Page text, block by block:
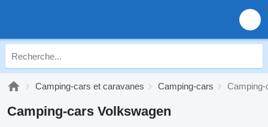
Camping-cars et caravanes Camping-cars
Camping-cars Volkswagen